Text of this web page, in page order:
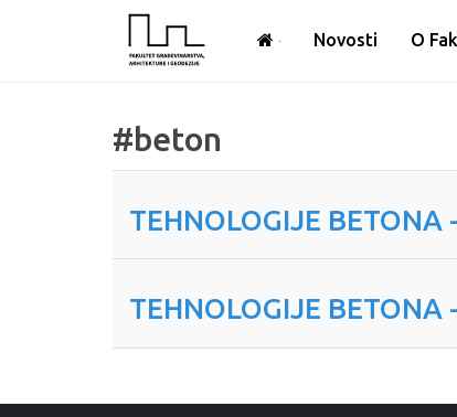
Novosti O
#beton
TEHNOLOGIJE
TEHNOLOGIJE